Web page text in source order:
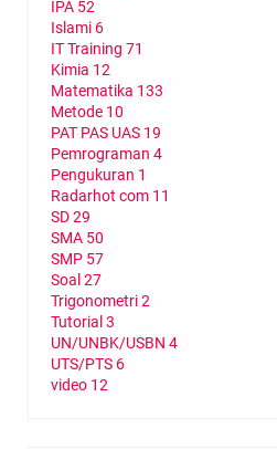
IPA 52
Islami 6
IT Training 71
Kimia 12
Matematika 133
Metode 10
PAT PAS UAS 19
Pemrograman 4
Pengukuran 1
Radarhot com 11
SD29
SMA 50
SMP 57
Soal 27
Trigonometri2
Tutorial 3
UN/UNBK/USBN 4
UTS/PTS 6
video 12